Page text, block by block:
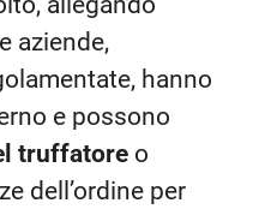
aziende,
hanno
e possono
truffatore o
dell’ordine per